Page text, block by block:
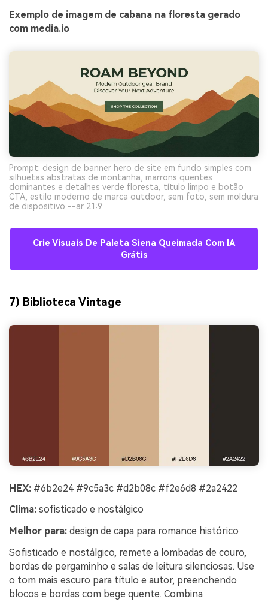
Exemplo de imagem de cabana na floresta gerado
com media.io
Prompt: design de banner hero de site em fundo simples com
silhuetas abstratas de montanha, marrons quentes
dominantes e detalhes verde floresta, título limpo e botão
CTA, estilo moderno de marca outdoor, sem foto, sem moldura
de dispositivo --ar 21:9
Crie Visuais De Paleta Siena Queimada Com IA
Grátis
7) Biblioteca Vintage
HEX: #6b2e24 #9c5a3c #d2b08c #f2e6d8 #2a2422
Clima: sofisticado e nostálgico
Melhor para: design de capa para romance histórico
Sofisticado e nostálgico, remete a lombadas de couro,
bordas de pergaminho e salas de leitura silenciosas. Use
o tom mais escuro para título e autor, preenchendo
blocos e bordas com bege quente. Combina